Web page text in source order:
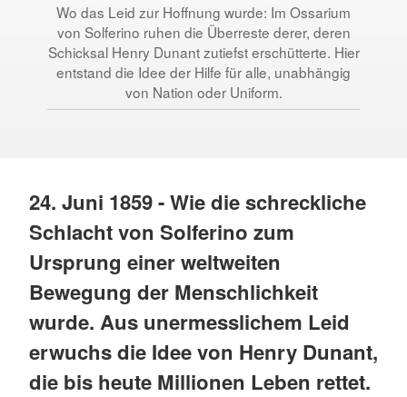
Wo das Leid zur Hoffnung wurde: Im Ossarium
von Solferino ruhen die Überreste derer, deren
Schicksal Henry Dunant zutiefst erschütterte. Hier
entstand die Idee der Hilfe für alle, unabhängig
von Nation oder Uniform.
24. Juni 1859 - Wie die schreckliche
Schlacht von Solferino zum
Ursprung einer weltweiten
Bewegung der Menschlichkeit
wurde. Aus unermesslichem Leid
erwuchs die Idee von Henry Dunant,
die bis heute Millionen Leben rettet.